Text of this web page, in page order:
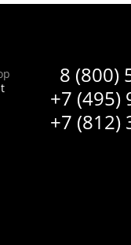
8 (800)
+7 (495)
+7 (812)